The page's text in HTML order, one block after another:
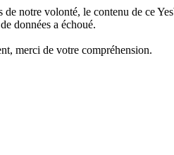
de notre volonté, le contenu de ce
données a échoué.
merci de votre compréhension.